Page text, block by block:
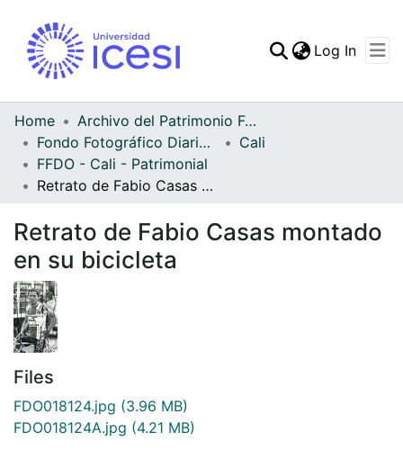
Statistics
Log In
Home
Archivo del Patrimonio Fotográfico y Fílmico del Valle del Cauca
Fondo Fotográfico Diario Occidente
Cali
FFDO - Cali - Patrimonial
Retrato de Fabio Casas montado en su bicicleta
Retrato de Fabio Casas montado
en su bicicleta
Files
FDO018124.jpg (3.96 MB)
FDO018124A.jpg (4.21 MB)